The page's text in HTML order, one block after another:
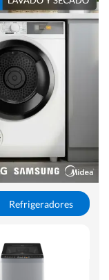
Refrigeradores